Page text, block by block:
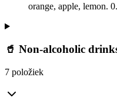
orange, apple, lemon.
🥤 Non-alcoholic
7 položiek